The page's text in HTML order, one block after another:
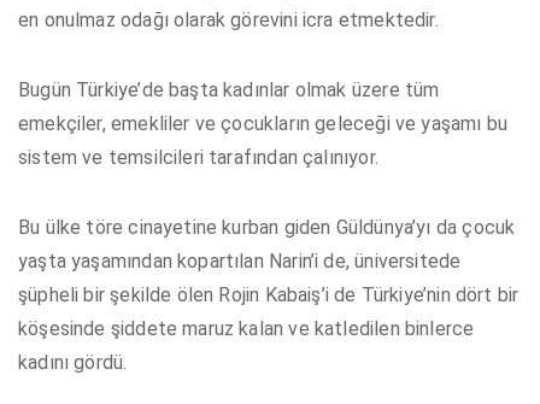
en onulmaz odağı olarak görevini icra etmektedir.
Bugün Türkiye’de başta kadınlar olmak üzere tüm
emekçiler, emekliler ve çocukların geleceği ve yaşamı bu
sistem ve temsilcileri tarafından çalınıyor.
Bu ülke töre cinayetine kurban giden Güldünya’yı da çocuk
yaşta yaşamından kopartılan Narin’i de, üniversitede
şüpheli bir şekilde ölen Rojin Kabaiş’i de Türkiye’nin dört bir
köşesinde şiddete maruz kalan ve katledilen binlerce
kadını gördü.